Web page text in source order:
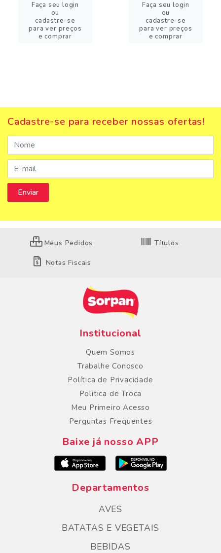
Faça seu login
ou
cadastre-se
para ver preços
e comprar
Faça seu login
ou
cadastre-se
para ver preços
e comprar
Cadastre-se para receber nossas ofertas!
Meus Pedidos Títulos
Notas Fiscais
Institucional
Quem Somos
Trabalhe Conosco
Política de Privacidade
Politica de Troca
Meu Primeiro Acesso
Perguntas Frequentes
Baixe já nosso APP
Departamentos
AVES
BATATAS E VEGETAIS
BEBIDAS